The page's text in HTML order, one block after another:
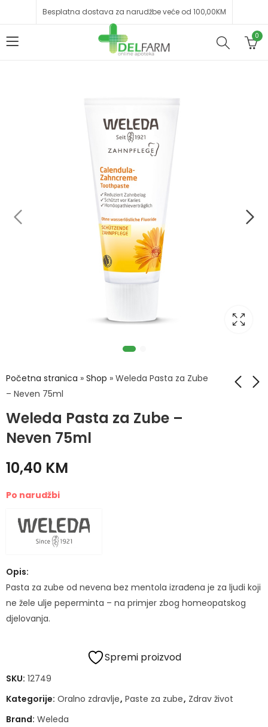
Besplatna dostava za narudžbe veće od 100,00KM
0
Početna stranica » Shop » Weleda Pasta za Zube
– Neven 75ml
Weleda Pasta za Zube –
Neven 75ml
Weleda Oliovita
Weleda Puter Skin
10,40 KM
Po narudžbi
Opis:
Pasta za zube od nevena bez mentola izrađena je za ljudi koji
ne žele ulje peperminta – na primjer zbog homeopatskog
djelovanja.
Spremi proizvod
SKU: 12749
Kategorije: Oralno zdravlje, Paste za zube, Zdrav život
Brand: Weleda